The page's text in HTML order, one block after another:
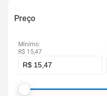
Preço
Mínimo:
R$ 15,47